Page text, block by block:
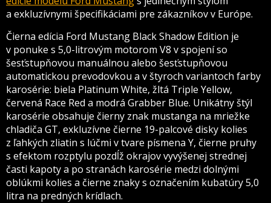
a exkluzívnymi špecifikáciami pre zákazníkov v Európe.
Čierna edícia Ford Mustang Black Shadow Edition je
v ponuke s 5,0-litrovým motorom V8 v spojení so
šesťstupňovou manuálnou alebo šesťstupňovou
automatickou prevodovkou a v štyroch variantoch farby
karosérie: biela Platinum White, žltá Triple Yellow,
červená Race Red a modrá Grabber Blue. Unikátny štýl
karosérie obsahuje čierny znak mustanga na mriežke
chladiča GT, exkluzívne čierne 19-palcové disky kolies
z ľahkých zliatin s lúčmi v tvare písmena Y, čierne pruhy
s efektom rozptylu pozdĺž okrajov vyvýšenej strednej
časti kapoty a po stranách karosérie medzi dolnými
oblúkmi kolies a čierne znaky s označením kubatúry 5,0
litra na predných krídlach.